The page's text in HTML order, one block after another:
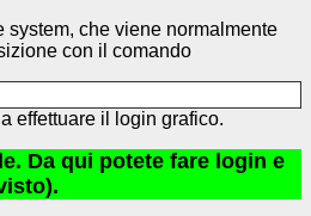
system, che viene normalmente
con il comando
effettuare il login grafico.
Da qui potete fare login e